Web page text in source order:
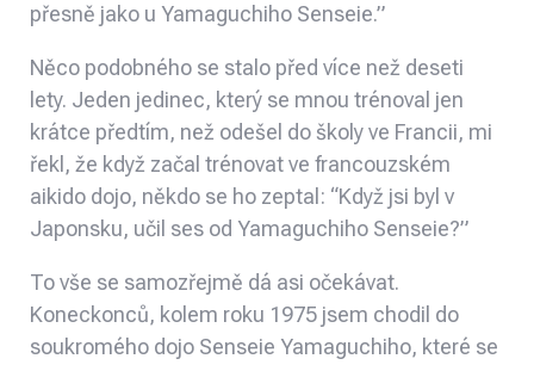
přesně jako u Yamaguchiho Senseie.”
Něco podobného se stalo před více než deseti
lety. Jeden jedinec, který se mnou trénoval jen
krátce předtím, než odešel do školy ve Francii, mi
řekl, že když začal trénovat ve francouzském
aikido dojo, někdo se ho zeptal: “Když jsi byl v
Japonsku, učil ses od Yamaguchiho Senseie?”
To vše se samozřejmě dá asi očekávat.
Koneckonců, kolem roku 1975 jsem chodil do
soukromého dojo Senseie Yamaguchiho, které se